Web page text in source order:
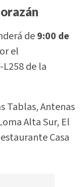
de9:00 de
el
de la
Tablas, Antenas
Alta Sur, El
Casa